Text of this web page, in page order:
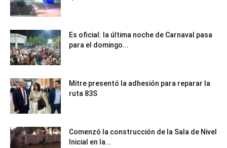
Es oficial: la última noche de Carnaval pasa
para el domingo...
Mitre presentó la adhesión para reparar la
ruta 83S
Comenzó la construcción de la Sala de Nivel
Inicial en la...